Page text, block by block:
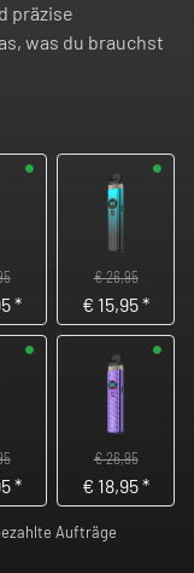
präzise
was du brauchst
*
€ 26,95
€ 15,95*
*
€ 26,95
€ 18,95*
Aufträge